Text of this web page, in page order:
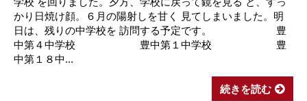
かり日焼け顔。６月の陽射しを甘く 見てしまいました。明
日は、残りの中学校を 訪問する予定です。 豊
中第４中学校 豊中第１中学校 豊
中第１８中...
続きを読む